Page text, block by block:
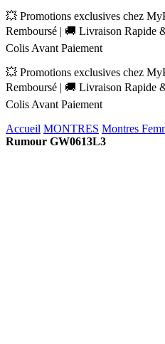
💥 Promotions exclusives chez
Remboursé | 🚚 Livraison Rapide
Colis Avant Paiement
💥 Promotions exclusives chez
Remboursé | 🚚 Livraison Rapide
Colis Avant Paiement
Accueil MONTRES Montres
Rumour GW0613L3